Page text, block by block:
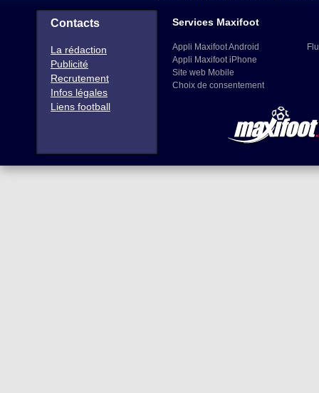
Contacts
La rédaction
Publicité
Recrutement
Infos légales
Liens football
Services Maxifoot
Appli Maxifoot Android
Appli Maxifoot iPhone
Site web Mobile
Choix de consentement